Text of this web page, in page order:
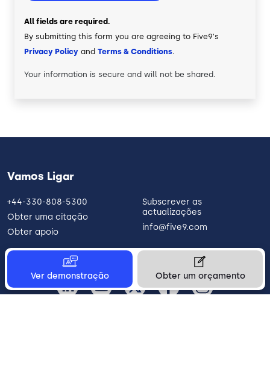
All fields are required.
By submitting this form you are agreeing to Five9's
Privacy Policy and Terms & Conditions.
Your information is secure and will not be shared.
Ver demonstração Obter um orçamento
Vamos Ligar
+44-330-808-5300
Obter uma citação
Obter apoio
Subscrever as
actualizações
info@five9.com